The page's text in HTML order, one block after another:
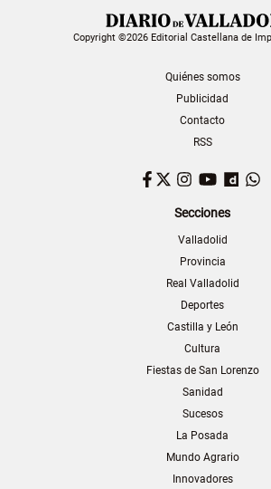
Copyright ©2026 Editorial Castellana de
Quiénes somos
Publicidad
Contacto
RSS
Facebook
TwitterInstagram
YouTube
Secciones
Valladolid
Provincia
Real Valladolid
Deportes
Castilla y León
Cultura
Fiestas de San Lorenzo
Sanidad
Sucesos
La Posada
Mundo Agrario
Innovadores